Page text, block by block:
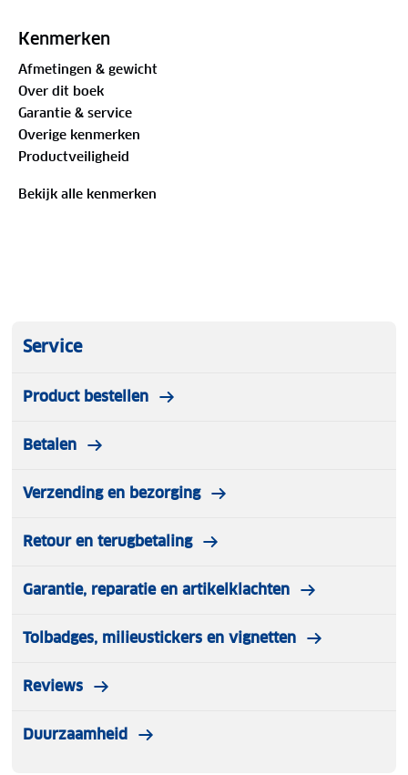
wandelnetwerken van Utrecht, Noord- en Zuid-
Anno 2018 is het overgrote deel van die provincies
bedekt met een fijnmazig netwerk van uniform
bewegwijzerde wandelroutes. De wandelaar kan z'n
eigen route uitzoeken aan de hand van allerlei
criteria: lang-kort, met of zonder hond, bossig of
open, verhard of onverhard, thematisch of niet-
Kenmerken
Afmetingen & gewicht
Over dit boek
Garantie & service
Overige kenmerken
Productveiligheid
Bekijk alle kenmerken
Service
Product bestellen
Betalen
Verzending en bezorging
Retour en terugbetaling
Garantie, reparatie en artikelklachten
Tolbadges, milieustickers en vignetten
Reviews
Duurzaamheid